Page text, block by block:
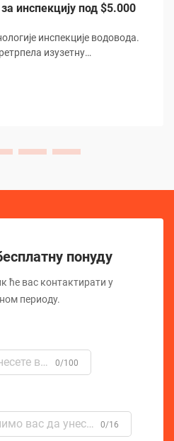
инспекцију под $5.000
инспекције водовода.
изузетну
су начин на који
понуду
ће вас контактирати у
периоду.
0/100
0/16